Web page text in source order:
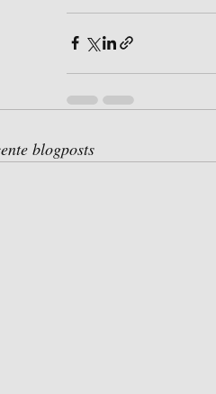
blogposts